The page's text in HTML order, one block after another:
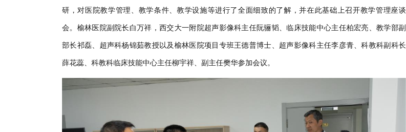
研，对医院教学管理、教学条件、教学设施等进行了全面细致的了解，并在此基础上召开教学管理座谈
会。榆林医院副院长白万祥，西交大一附院超声影像科主任阮骊韬、临床技能中心主任柏宏亮、教学部副
部长祁磊、超声科杨锦茹教授以及榆林医院项目专班王德普博士、超声影像科主任李彦青、科教科副科长
薛花蕊、科教科临床技能中心主任柳宇祥、副主任樊华参加会议。